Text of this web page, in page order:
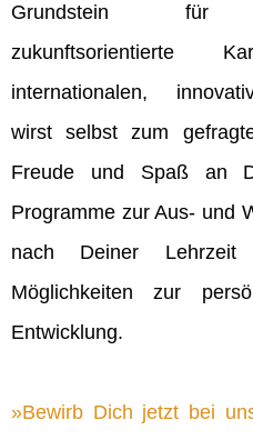
Grundstein für
zukunftsorientierte
internationalen,
wirst selbst zum
Freude und Spaß an
Programme zur Aus- und
nach Deiner
Möglichkeiten zur
Entwicklung.
Bewirb Dich jetzt bei